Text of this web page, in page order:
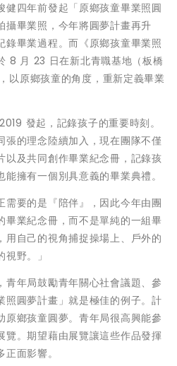
健四年前發起「原鄉孩童畢業照圓
攝畢業照，今年將圓夢計畫再升
錄畢業過程。而《原鄉孩童畢業照
8 月 23 日在新北青職基地（板橋
以原鄉孩童的角度，重新定義畢業
發起，記錄孩子的重要時刻。
張的理念陸續加入，現在團隊不僅
以及共同創作畢業紀念冊，記錄孩
擁有一個別具意義的畢業典禮。
需要的是『陪伴』，因此今年由團
畢業紀念冊，而不是單純的一組畢
用自己的視角捕捉操場上、戶外的
野。」
青年局鼓勵青年關心社會議題、參
照圓夢計畫」就是極佳的例子。計
原鄉孩童圓夢。青年局很高興能參
覽。期望藉由展覽讓這些作品發揮
面影響。